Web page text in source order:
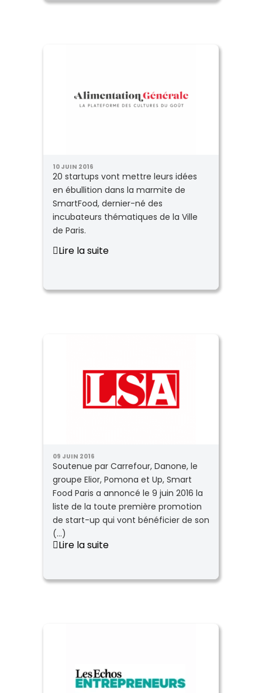
10 JUIN 2016
20 startups vont mettre leurs idées
en ébullition dans la marmite de
SmartFood, dernier-né des
incubateurs thématiques de la Ville
de Paris.
Lire la suite
09 JUIN 2016
Soutenue par Carrefour, Danone, le
groupe Elior, Pomona et Up, Smart
Food Paris a annoncé le 9 juin 2016 la
liste de la toute première promotion
de start-up qui vont bénéficier de son
(...)
Lire la suite